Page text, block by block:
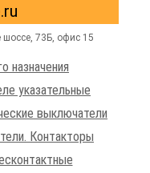
шоссе, 73Б, офис 15
назначения
указательные
выключатели
Контакторы